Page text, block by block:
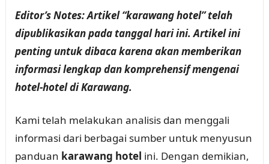
Editor’s Notes: Artikel “karawang hotel” telah
dipublikasikan pada tanggal hari ini. Artikel ini
penting untuk dibaca karena akan memberikan
informasi lengkap dan komprehensif mengenai
hotel-hotel di Karawang.
Kami telah melakukan analisis dan menggali
informasi dari berbagai sumber untuk menyusun
panduan karawang hotel ini. Dengan demikian,